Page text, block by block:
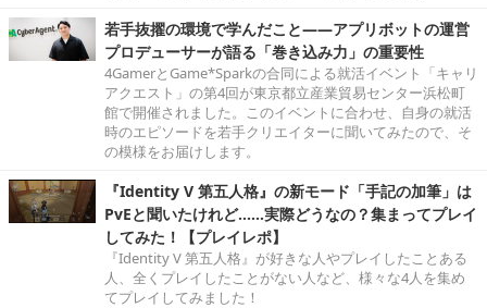
若手抜擢の環境で学んだこと――アプリボットの運営
プロデューサーが語る「巻き込み力」の重要性
4GamerとGame*Sparkの合同による就活イベント「キャリ
アクエスト」の第4回が東京都立産業貿易センター浜松町
館で開催されました。このイベントに合わせ、自身の就活
時のエピソードを若手クリエイターに聞いてみたので、そ
の模様をお届けします。
『Identity V 第五人格』の新モード「手記の加筆」は
PvEと聞いたけれど……実際どうなの？集まってプレイ
してみた！【プレイレポ】
『Identity V 第五人格』が好きな人やプレイしたことある
人、全くプレイしたことがない人など、様々な4人を集め
てプレイしてみました！